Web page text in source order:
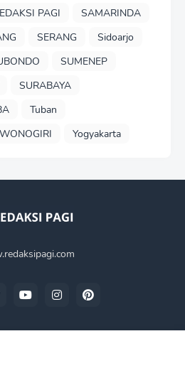
PAGI
SAMARINDA
SERANG
Sidoarjo
SUMENEP
SURABAYA
Tuban
WONOGIRI Yogyakarta